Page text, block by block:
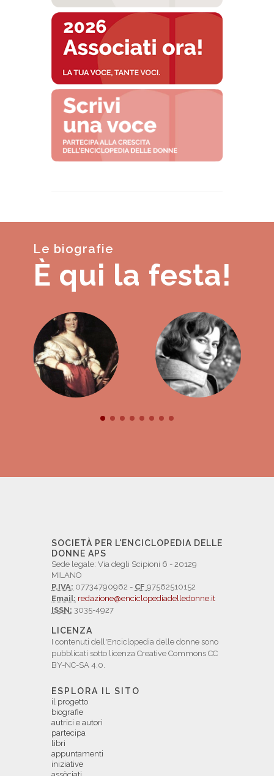
Le biografie
È qui la festa!
SOCIETÀ PER L'ENCICLOPEDIA DELLE
DONNE APS
Sede legale: Via degli Scipioni 6 - 20129
MILANO
P.IVA: 07734790962 - CF 97562510152
Email: redazione@enciclopediadelledonne.it
ISSN: 3035-4927
LICENZA
I contenuti dell'Enciclopedia delle donne sono
pubblicati sotto licenza Creative Commons CC
BY-NC-SA 4.0.
ESPLORA IL SITO
il progetto
biografie
autrici e autori
partecipa
libri
appuntamenti
iniziative
assòciati